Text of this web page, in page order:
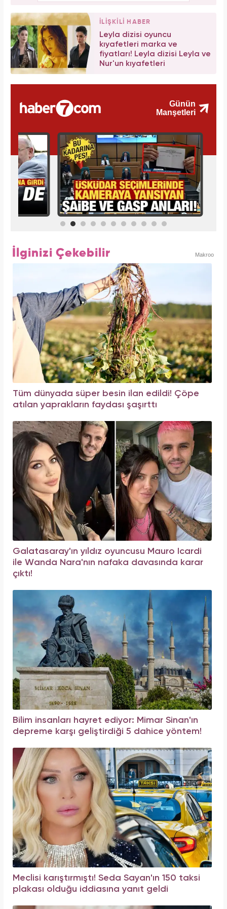
İLİŞKİLİ HABER
Leyla dizisi oyuncu
kıyafetleri marka ve
fiyatları! Leyla dizisi Leyla ve
Nur'un kıyafetleri
İlginizi Çekebilir Makroo
Tüm dünyada süper besin ilan edildi! Çöpe
atılan yaprakların faydası şaşırttı
Galatasaray'ın yıldız oyuncusu Mauro Icardi
ile Wanda Nara'nın nafaka davasında karar
çıktı!
Bilim insanları hayret ediyor: Mimar Sinan'ın
depreme karşı geliştirdiği 5 dahice yöntem!
Meclisi karıştırmıştı! Seda Sayan'ın 150 taksi
plakası olduğu iddiasına yanıt geldi